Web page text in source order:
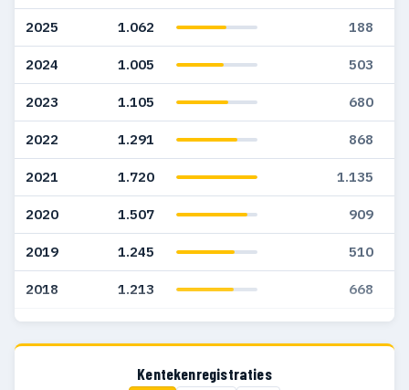
2025 1.062 188
2024 1.005 503
2023 1.105 680
2022 1.291 868
2021 1.720 1.135
2020 1.507 909
2019 1.245 510
2018 1.213 668
2017 1.572 962
Kentekenregistraties